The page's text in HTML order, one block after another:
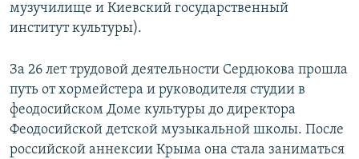
музучилище и Киевский государственный
институт культуры).
За 26 лет трудовой деятельности Сердюкова прошла
путь от хормейстера и руководителя студии в
феодосийском Доме культуры до директора
Феодосийской детской музыкальной школы. После
российской аннексии Крыма она стала заниматься